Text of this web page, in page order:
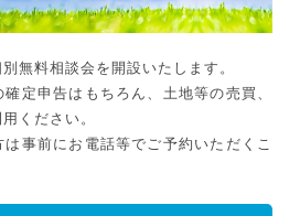
無料相談会を開設いたします。
定申告はもちろん、土地等の売買、
ください。
事前にお電話等でご予約いただくこ